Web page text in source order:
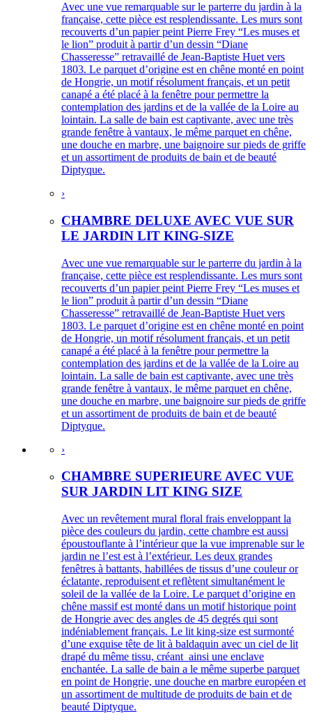
Avec une vue remarquable sur le parterre du jardin à la
française, cette pièce est resplendissante. Les murs sont
recouverts d’un papier peint Pierre Frey “Les muses et
le lion” produit à partir d’un dessin “Diane
Chasseresse” retravaillé de Jean-Baptiste Huet vers
1803. Le parquet d’origine est en chêne monté en point
de Hongrie, un motif résolument français, et un petit
canapé a été placé à la fenêtre pour permettre la
contemplation des jardins et de la vallée de la Loire au
lointain. La salle de bain est captivante, avec une très
grande fenêtre à vantaux, le même parquet en chêne,
une douche en marbre, une baignoire sur pieds de griffe
et un assortiment de produits de bain et de beauté
Diptyque.
›
CHAMBRE DELUXE AVEC VUE SUR
LE JARDIN LIT KING-SIZE
Avec une vue remarquable sur le parterre du jardin à la
française, cette pièce est resplendissante. Les murs sont
recouverts d’un papier peint Pierre Frey “Les muses et
le lion” produit à partir d’un dessin “Diane
Chasseresse” retravaillé de Jean-Baptiste Huet vers
1803. Le parquet d’origine est en chêne monté en point
de Hongrie, un motif résolument français, et un petit
canapé a été placé à la fenêtre pour permettre la
contemplation des jardins et de la vallée de la Loire au
lointain. La salle de bain est captivante, avec une très
grande fenêtre à vantaux, le même parquet en chêne,
une douche en marbre, une baignoire sur pieds de griffe
et un assortiment de produits de bain et de beauté
Diptyque.
›
CHAMBRE SUPERIEURE AVEC VUE
SUR JARDIN LIT KING SIZE
Avec un revêtement mural floral frais enveloppant la
pièce des couleurs du jardin, cette chambre est aussi
époustouflante à l’intérieur que la vue imprenable sur le
jardin ne l’est est à l’extérieur. Les deux grandes
fenêtres à battants, habillées de tissus d’une couleur or
éclatante, reproduisent et reflètent simultanément le
soleil de la vallée de la Loire. Le parquet d’origine en
chêne massif est monté dans un motif historique point
de Hongrie avec des angles de 45 degrés qui sont
indéniablement français. Le lit king-size est surmonté
d’une exquise tête de lit à baldaquin avec un ciel de lit
drapé du même tissu, créant ainsi une enclave
enchantée. La salle de bain a le même superbe parquet
en point de Hongrie, une douche en marbre européen et
un assortiment de multitude de produits de bain et de
beauté Diptyque.